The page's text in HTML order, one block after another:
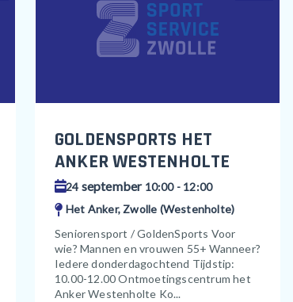
GOLDENSPORTS HET
ANKER WESTENHOLTE
24 september10:00 - 12:00
Het Anker, Zwolle (Westenholte)
Seniorensport / GoldenSports Voor
wie? Mannen en vrouwen 55+ Wanneer?
Iedere donderdagochtend Tijdstip:
10.00-12.00 Ontmoetingscentrum het
Anker Westenholte Ko...